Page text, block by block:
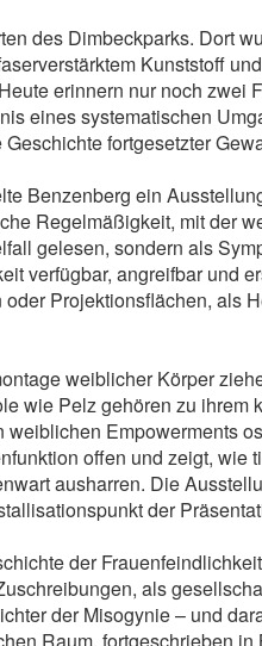
des Dimbeckparks. Dort
Kunststoff
erinnern nur noch
eines systematischen
fortgesetzter
Benzenberg ein
Regelmäßigkeit, mit der
gelesen, sondern als
verfügbar, angreifbar und
Projektionsflächen, als
weiblicher Körper
wie Pelz gehören zu
Empowerments
offen und zeigt,
ausharren. Die
der
der
als
der Misogynie – und